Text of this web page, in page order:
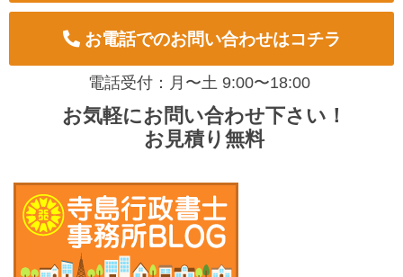
お電話でのお問い合わせはコチラ
電話受付：月〜土 9:00〜18:00
お気軽にお問い合わせ下さい！
お見積り無料